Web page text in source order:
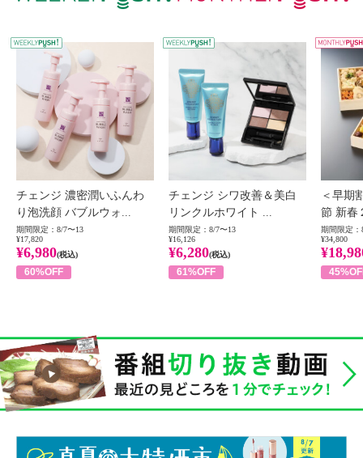
WEEKLY PUSH
チェンジ 濃密潤いふんわ
り泡洗顔 バブルウォ...
期間限定：8/7〜13
¥17,820
¥6,980(税込)
60%OFF
チェンジ シワ改善＆美白
リンクルホワイト ...
期間限定：8/7〜13
¥16,126
¥6,280(税込)
61%OFF
＜早期
節 新春
期間限定：
¥34,800